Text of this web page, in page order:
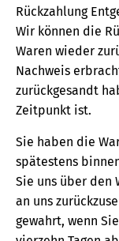
Rückzahlung
Wir können die
Waren wieder
Nachweis
zurückgesandt
Zeitpunkt ist.
Sie haben die
spätestens
Sie uns über den
an uns
gewahrt, wenn